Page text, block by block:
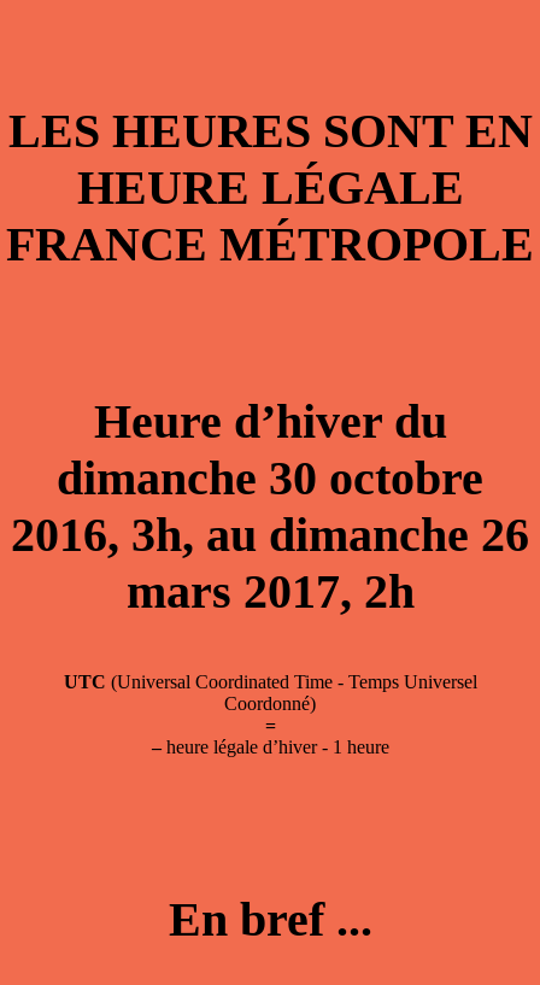
LES HEURES SONT EN
HEURE LÉGALE
FRANCE MÉTROPOLE
Heure d’hiver du
dimanche 30 octobre
2016, 3h, au dimanche 26
mars 2017, 2h
UTC (Universal Coordinated Time - Temps Universel
Coordonné)
=
–heure légale d’hiver - 1 heure
En bref ...